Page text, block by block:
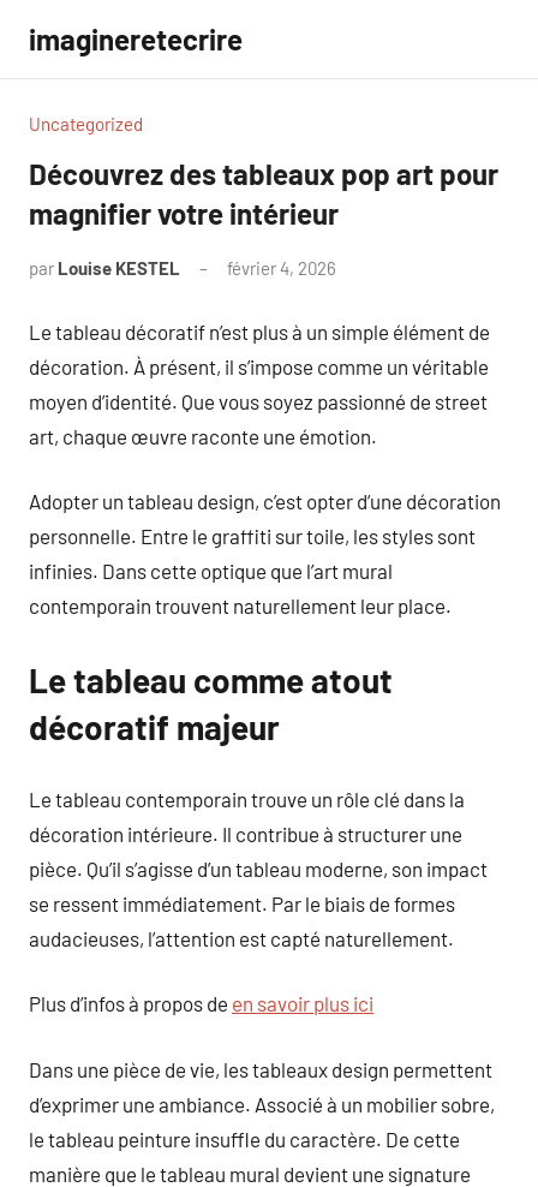
contenu
imagineretecrire
Uncategorized
Découvrez des tableaux pop art pour
magnifier votre intérieur
par Louise KESTEL février 4, 2026
Le tableau décoratif n’est plus à un simple élément de
décoration. À présent, il s’impose comme un véritable
moyen d’identité. Que vous soyez passionné de street
art, chaque œuvre raconte une émotion.
Adopter un tableau design, c’est opter d’une décoration
personnelle. Entre le graffiti sur toile, les styles sont
infinies. Dans cette optique que l’art mural
contemporain trouvent naturellement leur place.
Le tableau comme atout
décoratif majeur
Le tableau contemporain trouve un rôle clé dans la
décoration intérieure. Il contribue à structurer une
pièce. Qu’il s’agisse d’un tableau moderne, son impact
se ressent immédiatement. Par le biais de formes
audacieuses, l’attention est capté naturellement.
Plus d’infos à propos de en savoir plus ici
Dans une pièce de vie, les tableaux design permettent
d’exprimer une ambiance. Associé à un mobilier sobre,
le tableau peinture insuffle du caractère. De cette
manière que le tableau mural devient une signature